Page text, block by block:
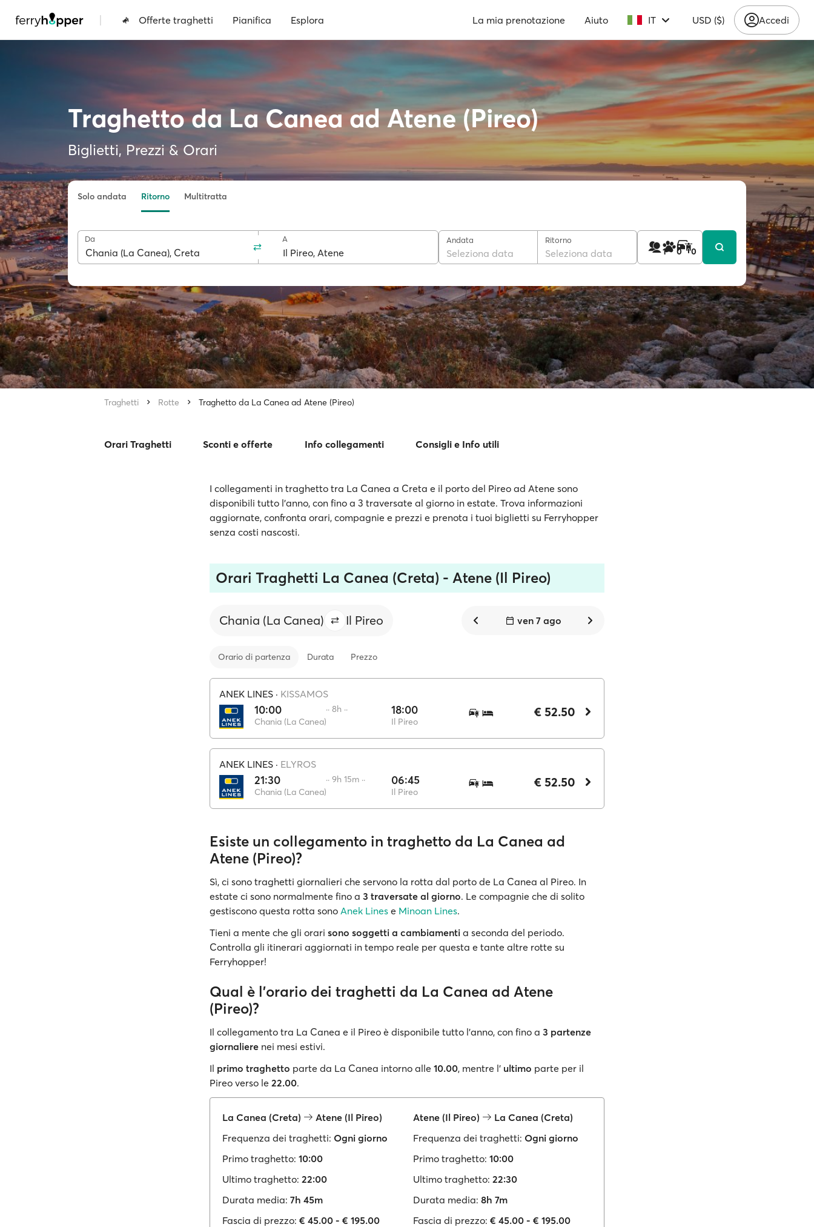
| Offerte traghetti Pianifica Esplora La mia prenotazione Aiuto IT USD ($) Accedi
Traghetto da La Canea ad Atene (Pireo)
Biglietti, Prezzi & Orari
Solo andata Ritorno Multitratta
Da A Andata
Seleziona data
Ritorno
Seleziona data 1 0 0
Traghetti Rotte Traghetto da La Canea ad Atene (Pireo)
Orari Traghetti Sconti e offerte Info collegamenti Consigli e Info utili
I collegamenti in traghetto tra La Canea a Creta e il porto del Pireo ad Atene sono
disponibili tutto l'anno, con fino a 3 traversate al giorno in estate. Trova informazioni
aggiornate, confronta orari, compagnie e prezzi e prenota i tuoi biglietti su Ferryhopper
senza costi nascosti.
Orari Traghetti La Canea (Creta) - Atene (Il Pireo)
Chania (La Canea) Il Pireo ven 7 ago
Orario di partenza Durata Prezzo
ANEK LINES · KISSAMOS
10:00
Chania (La Canea)
·· 8h ·· 18:00
Il Pireo
€ 52.50
ANEK LINES · ELYROS
21:30
Chania (La Canea)
·· 9h 15m ·· 06:45
Il Pireo
€ 52.50
Esiste un collegamento in traghetto da La Canea ad
Atene (Pireo)?
Sì, ci sono traghetti giornalieri che servono la rotta dal porto de La Canea al Pireo. In
estate ci sono normalmente fino a 3 traversate al giorno. Le compagnie che di solito
gestiscono questa rotta sono Anek Lines e Minoan Lines.
Tieni a mente che gli orari sono soggetti a cambiamenti a seconda del periodo.
Controlla gli itinerari aggiornati in tempo reale per questa e tante altre rotte su
Ferryhopper!
Qual è l'orario dei traghetti da La Canea ad Atene
(Pireo)?
Il collegamento tra La Canea e il Pireo è disponibile tutto l'anno, con fino a 3 partenze
giornaliere nei mesi estivi.
Il primo traghetto parte da La Canea intorno alle 10.00, mentre l' ultimo parte per il
Pireo verso le 22.00.
La Canea (Creta)
Atene (Il Pireo)
Frequenza dei traghetti: Ogni giorno
Primo traghetto: 10:00
Ultimo traghetto: 22:00
Durata media: 7h 45m
Fascia di prezzo: € 45.00 - € 195.00
Atene (Il Pireo)
La Canea (Creta)
Frequenza dei traghetti: Ogni giorno
Primo traghetto: 10:00
Ultimo traghetto: 22:30
Durata media: 8h 7m
Fascia di prezzo: € 45.00 - € 195.00